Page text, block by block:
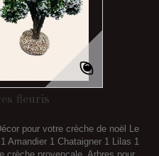
fleuris
pour votre crèche de noël Le
Amandier 1 Chataigner 1 Lilas 1